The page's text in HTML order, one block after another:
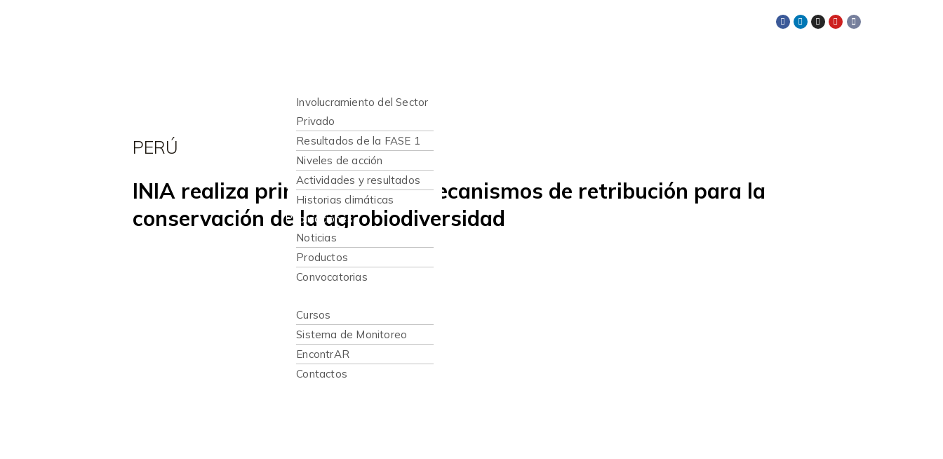
Involucramiento del Sector
Privado
Resultados de la FASE 1
Niveles de acción
Actividades y resultados
Historias climáticas
Publicaciones
Noticias
Productos
Convocatorias
Cursos
Sistema de Monitoreo
EncontrAR
Contactos
PERÚ
INIA realiza primer taller de mecanismos de retribución para la
conservación de la agrobiodiversidad